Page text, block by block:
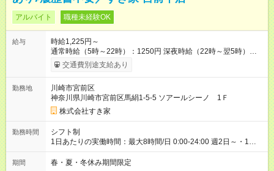
アルバイト 職種未経験OK
給与
時給1,225円～
通常時給（5時～22時）：1250円 深夜時給（22時～翌5時）：
1563円 高校生時給：1225円 【特別手当】早朝手当（5：00-9：
00）時給+150円 【試用期間】試用期間あり 試用期間の長さ：1
30日（※条件変更なし）ですが、切り上げで一ヶ月とさせてい
ただきます。 研修制度あり：15時間(研修中も同時給）
交通費別途支給あり
勤務地
川崎市宮前区
神奈川県川崎市宮前区馬絹1-5-5 ソアールシーノ 1Ｆ
株式会社すき家
勤務時間
シフト制
1日あたりの実働時間：最大8時間/日 0:00-24:00 週2日～・1日
2h～OK ＜シフト例＞ 〇朝帯 5:00-9:00 〇昼帯 9:00-14:00 〇午
後帯 14:00-18:00 〇夜帯 18:00-22:00 〇深夜帯 22:00-翌5:00 基
期間 春・夏・冬休み期間限定